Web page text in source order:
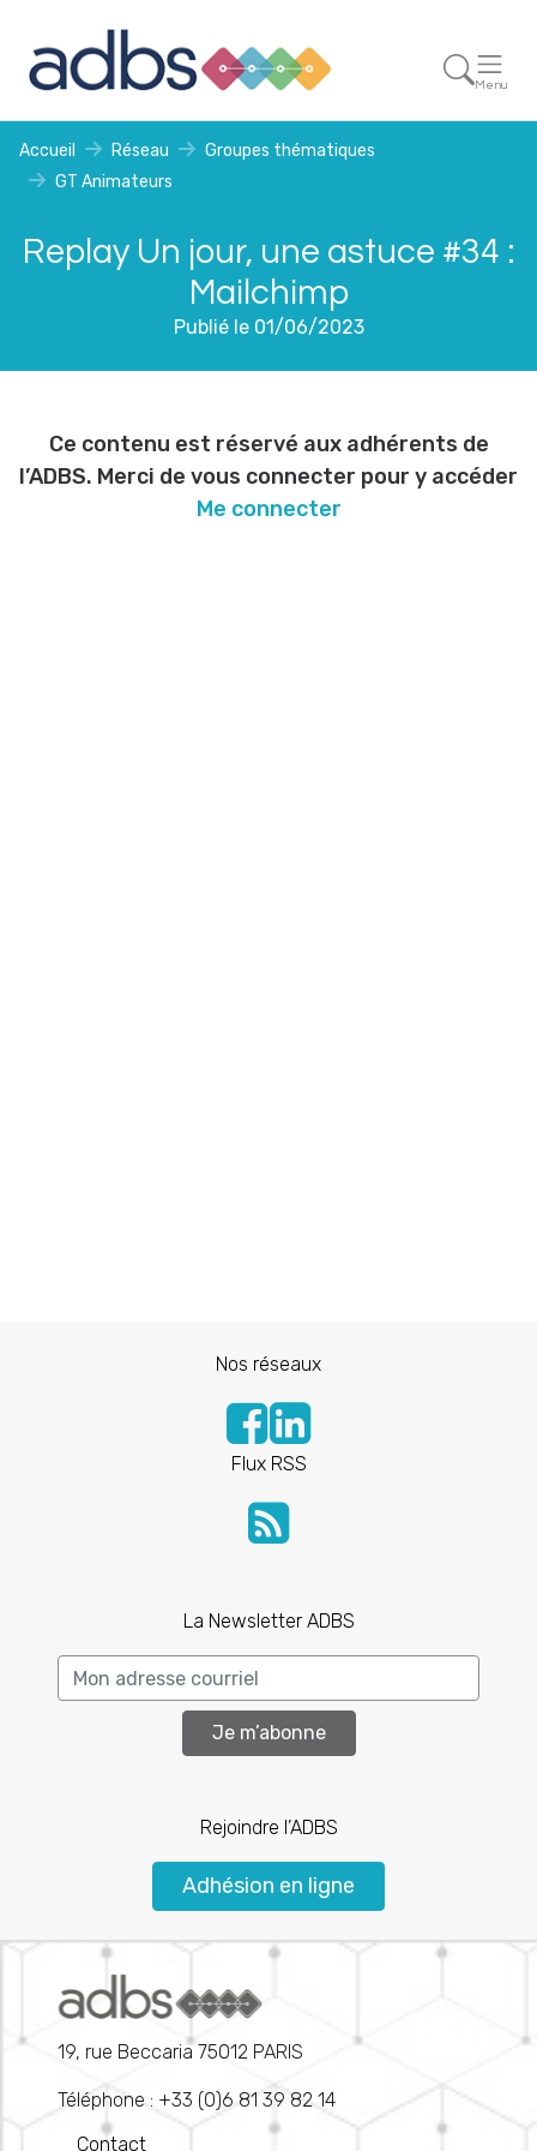
Menu
Accueil Réseau
Groupes thématiques
GT Animateurs
Replay Un jour, une astuce #34 :
Mailchimp
Publié le 01/06/2023
Ce contenu est réservé aux adhérents de
l’ADBS. Merci de vous connecter pour y accéder
Me connecter
Nos réseaux
Flux RSS
La Newsletter ADBS
Je m’abonne
Rejoindre l’ADBS
Adhésion en ligne
19, rue Beccaria 75012 PARIS
Téléphone : +33 (0)6 81 39 82 14
Contact